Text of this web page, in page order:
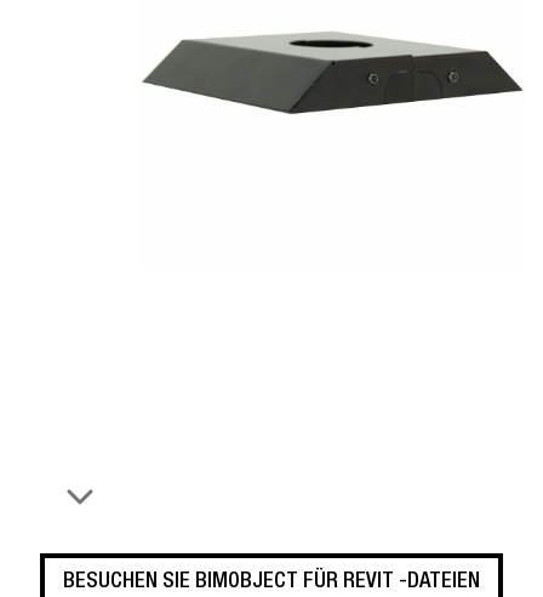
BESUCHEN SIE BIMOBJECT FÜR REVIT -DATEIEN